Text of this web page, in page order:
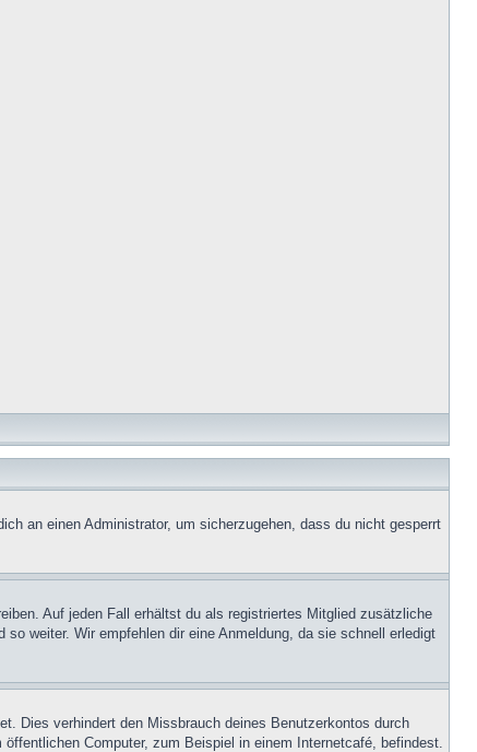
an einen Administrator, um sicherzugehen, dass du nicht gesperrt
Auf jeden Fall erhältst du als registriertes Mitglied zusätzliche
weiter. Wir empfehlen dir eine Anmeldung, da sie schnell erledigt
Dies verhindert den Missbrauch deines Benutzerkontos durch
Computer, zum Beispiel in einem Internetcafé, befindest.